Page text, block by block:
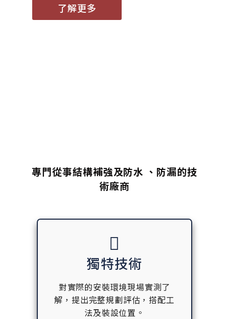
了解更多
專門從事結構補強及防水 、防漏的技
術廠商
獨特技術
對實際的安裝環境現場實測了
解，提出完整規劃評估，搭配工
法及裝設位置。